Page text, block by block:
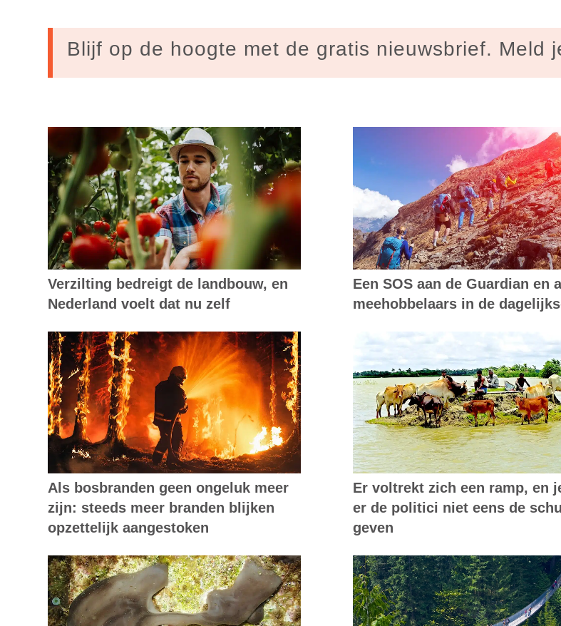
Blijf op de hoogte met de gratis nieuwsbrief. Meld
Verzilting bedreigt de landbouw, en
Nederland voelt dat nu zelf
Als bosbranden geen ongeluk meer
zijn: steeds meer branden blijken
opzettelijk aangestoken
Een SOS aan de Guardian en
meehobbelaars in de
Er voltrekt zich een ramp, en
er de politici niet eens de
geven